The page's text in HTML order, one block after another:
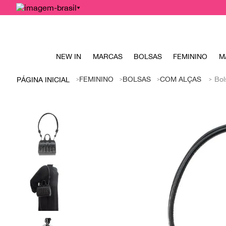
NEW IN MARCAS BOLSAS FEMININO
FEMININO BOLSAS COM ALÇAS